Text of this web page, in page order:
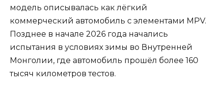
модель описывалась как лёгкий
коммерческий автомобиль с элементами MPV.
Позднее в начале 2026 года начались
испытания в условиях зимы во Внутренней
Монголии, где автомобиль прошёл более 160
тысяч километров тестов.